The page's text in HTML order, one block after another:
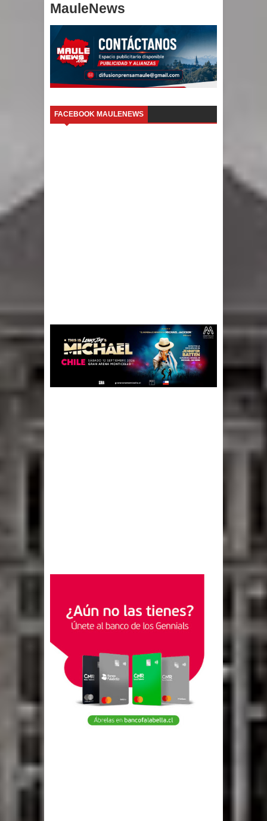
MauleNews
FACEBOOK MAULENEWS